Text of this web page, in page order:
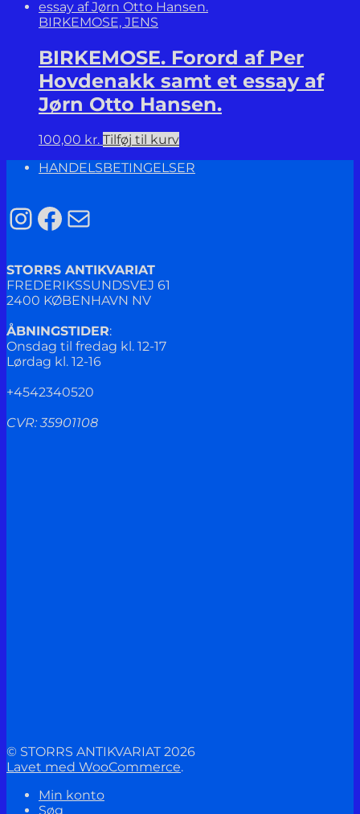
BIRKEMOSE, JENS
BIRKEMOSE. Forord af Per
Hovdenakk samt et essay af
Jørn Otto Hansen.
100,00 kr. Tilføj til kurv
HANDELSBETINGELSER
Instagram
Facebook
Mail
STORRS ANTIKVARIAT
FREDERIKSSUNDSVEJ 61
2400 KØBENHAVN NV
ÅBNINGSTIDER:
Onsdag til fredag kl. 12-17
Lørdag kl. 12-16
+4542340520
CVR: 35901108
© STORRS ANTIKVARIAT 2026
Lavet med WooCommerce.
Min konto
Søg